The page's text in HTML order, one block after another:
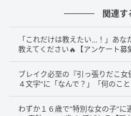
関連す
「これだけは教えたい…！」あな
教えてください🔥【アンケート募
ブレイク必至の『引っ張りだこ
４文字”に「なんで？」「何のこ
わずか１６歳で“特別な女の子”に